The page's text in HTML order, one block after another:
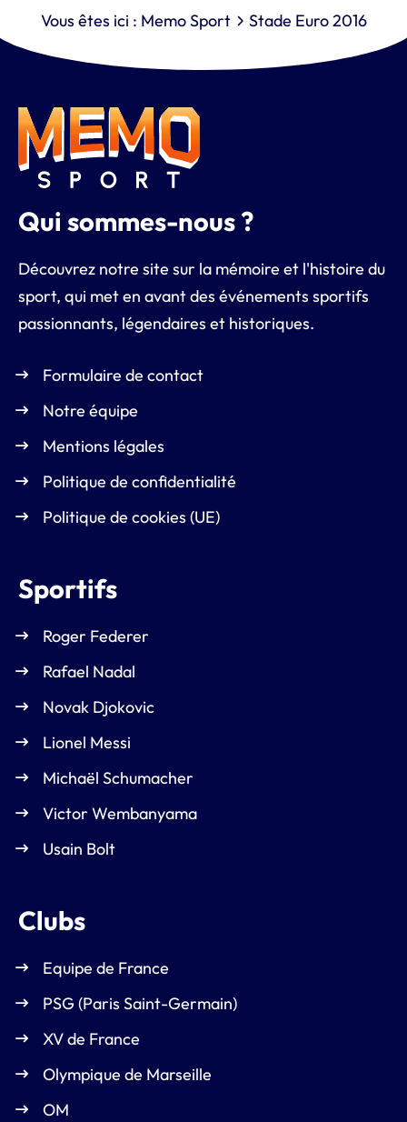
Vous êtes ici : Memo Sport Stade Euro 2016
Qui sommes-nous ?
Découvrez notre site sur la mémoire et l'histoire du
sport, qui met en avant des événements sportifs
passionnants, légendaires et historiques.
Formulaire de contact
Notre équipe
Mentions légales
Politique de confidentialité
Politique de cookies (UE)
Sportifs
Roger Federer
Rafael Nadal
Novak Djokovic
Lionel Messi
Michaël Schumacher
Victor Wembanyama
Usain Bolt
Clubs
Equipe de France
PSG (Paris Saint-Germain)
XV de France
Olympique de Marseille
OM